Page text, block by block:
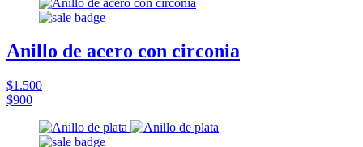
Anillo de acero con circonia
$1.500
$900